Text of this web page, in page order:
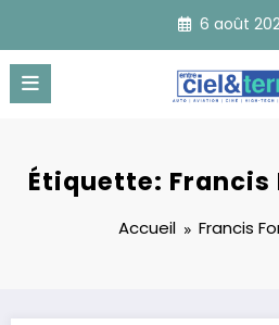
contenu
6 août
Étiquette: Francis
Accueil Francis